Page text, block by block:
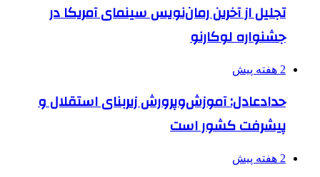
تجلیل از آخرین رمان‌نویس سینمای آمریکا در
جشنواره لوکارنو
2 هفته پیش
حدادعادل: آموزش‌وپرورش زیربنای استقلال و
پیشرفت کشور است
2 هفته پیش